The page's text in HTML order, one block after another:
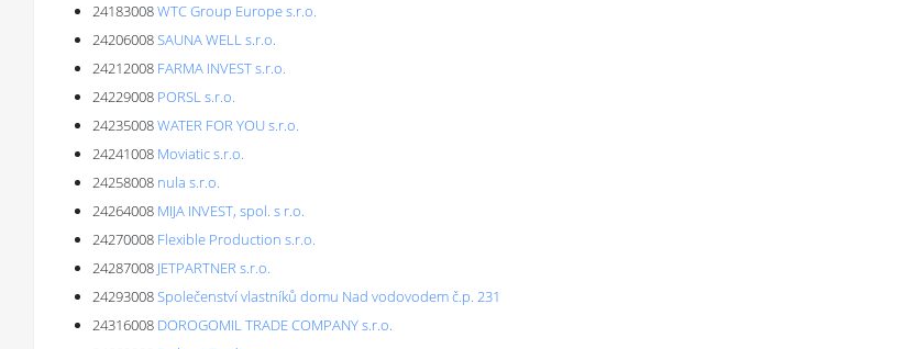
24183008WTC Group Europe s.r.o.
24206008SAUNA WELL s.r.o.
24212008 FARMA INVEST s.r.o.
24229008 PORSL s.r.o.
24235008WATER FOR YOU s.r.o.
24241008 Moviatic s.r.o.
24258008 nula s.r.o.
24264008 MIJA INVEST, spol. s r.o.
24270008 Flexible Production s.r.o.
24287008 JETPARTNER s.r.o.
24293008Společenství vlastníků domu Nad vodovodem č.p. 231
24316008 DOROGOMIL TRADE COMPANY s.r.o.